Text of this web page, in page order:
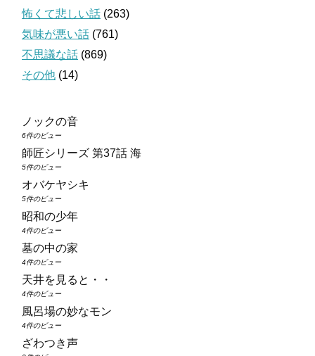
怖くて悲しい話 (263)
気味が悪い話 (761)
不思議な話 (869)
その他 (14)
ノックの音
6件のビュー
師匠シリーズ 第37話 海
5件のビュー
オバケヤシキ
5件のビュー
昭和の少年
4件のビュー
墓の中の家
4件のビュー
天井を見ると・・
4件のビュー
風呂場の妙なモン
4件のビュー
ざわつき声